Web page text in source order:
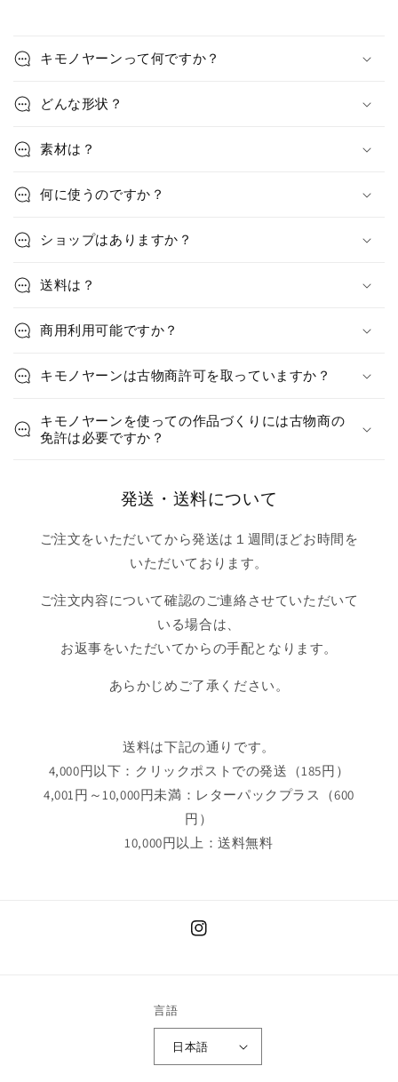
キモノヤーンって何ですか？
どんな形状？
素材は？
何に使うのですか？
ショップはありますか？
送料は？
商用利用可能ですか？
キモノヤーンは古物商許可を取っていますか？
キモノヤーンを使っての作品づくりには古物商の
免許は必要ですか？
発送・送料について
ご注文をいただいてから発送は１週間ほどお時間を
いただいております。
ご注文内容について確認のご連絡させていただいて
いる場合は、
お返事をいただいてからの手配となります。
あらかじめご了承ください。
送料は下記の通りです。
4,000円以下：クリックポストでの発送（185円）
4,001円～10,000円未満：レターパックプラス（600
円）
10,000円以上：送料無料
Instagram
言語
日本語